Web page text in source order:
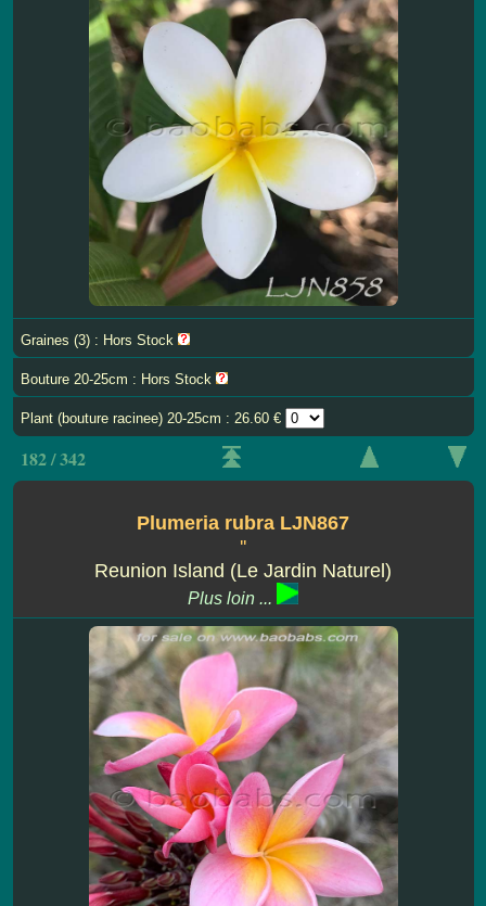
Graines (3) : Hors Stock
Bouture 20-25cm : Hors Stock
Plant (bouture racinee) 20-25cm : 26.60 €
182 / 342
Plumeria rubra LJN867
''
Reunion Island (Le Jardin Naturel)
Plus loin ...